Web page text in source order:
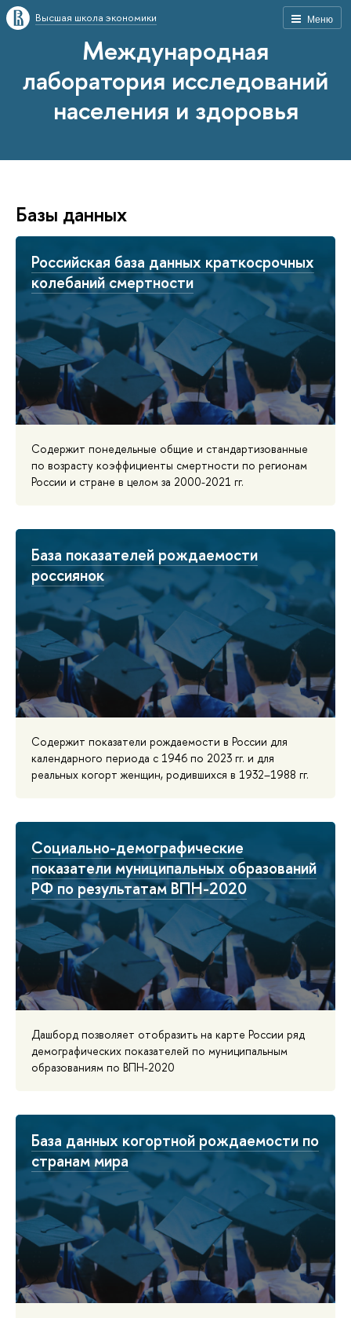
Меню
Высшая школа экономики
Международная
лаборатория исследований
населения и здоровья
Базы данных
Российская база данных краткосрочных
колебаний смертности
Содержит понедельные общие и стандартизованные
по возрасту коэффициенты смертности по регионам
России и стране в целом за 2000-2021 гг.
База показателей рождаемости
россиянок
Содержит показатели рождаемости в России для
календарного периода с 1946 по 2023 гг. и для
реальных когорт женщин, родившихся в 1932–1988 гг.
Социально-демографические
показатели муниципальных образований
РФ по результатам ВПН-2020
Дашборд позволяет отобразить на карте России ряд
демографических показателей по муниципальным
образованиям по ВПН-2020
База данных когортной рождаемости по
странам мира